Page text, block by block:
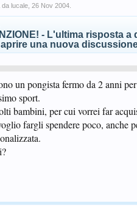
da lucale 26 Nov 2004
- L'ultima risposta
una nuova
un pongista fermo da 2 anni
sport.
bambini, per cui vorrei far
fargli spendere poco, anche